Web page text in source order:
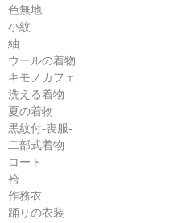
色無地
小紋
紬
ウールの着物
キモノカフェ
洗える着物
夏の着物
黒紋付-喪服-
二部式着物
コート
袴
作務衣
踊りの衣装